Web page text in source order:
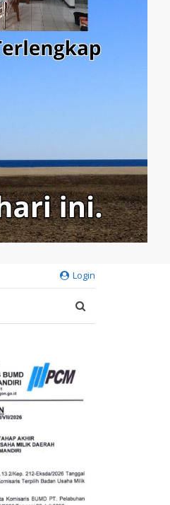
Login